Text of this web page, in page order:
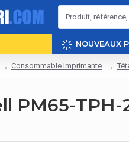
NOUVEAUX
Consommable Imprimante
PM65-